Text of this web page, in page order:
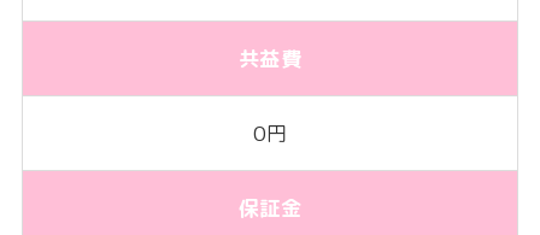
共益費
0円
保証金